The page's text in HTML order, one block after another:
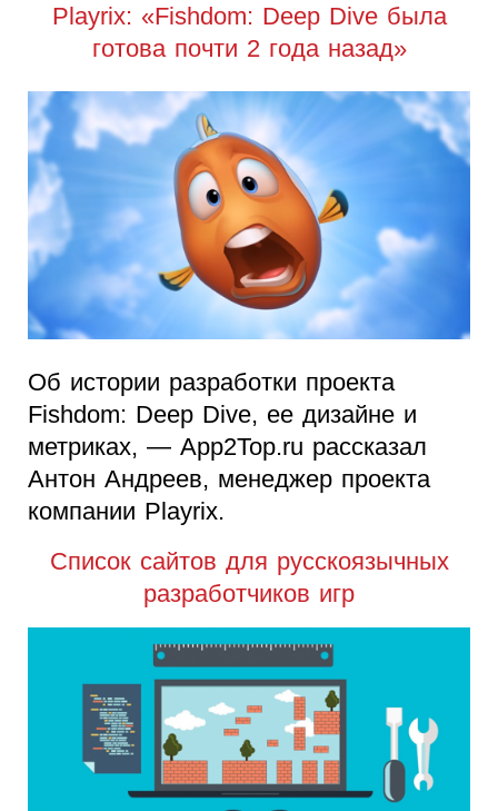
Playrix: «Fishdom: Deep Dive была
готова почти 2 года назад»
Об истории разработки проекта
Fishdom: Deep Dive, ее дизайне и
метриках, — App2Top.ru рассказал
Антон Андреев, менеджер проекта
компании Playrix.
Список сайтов для русскоязычных
разработчиков игр